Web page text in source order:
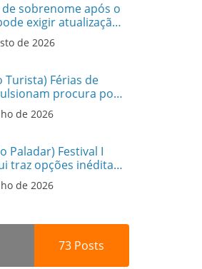
sobrenome após o
exigir atualização
dos filhos
transtornos
de 2026
Turista) Férias de
procura por
em Goiás e
na hora de
de 2026
Paladar) Festival I
traz opções inéditas
atrações gratuitas
dos Pais em
de 2026
73 Posts